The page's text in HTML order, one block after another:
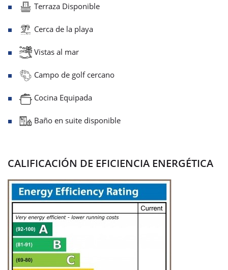
Terraza Disponible
Cerca de la playa
Vistas al mar
Campo de golf cercano
Cocina Equipada
Baño en suite disponible
CALIFICACIÓN DE EFICIENCIA ENERGÉTICA